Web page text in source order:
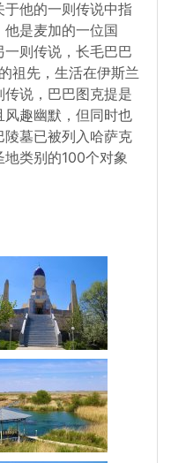
他的一则传说中指
是麦加的一位国
则传说，长毛巴巴
祖先，生活在伊斯兰
说，巴巴图克提是
趣幽默，但同时也
墓已被列入哈萨克
类别的100个对象